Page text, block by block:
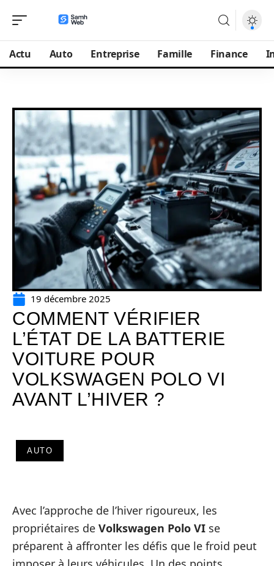
Actu Auto Entreprise Famille Finance
19 décembre 2025
COMMENT VÉRIFIER
L’ÉTAT DE LA BATTERIE
VOITURE POUR
VOLKSWAGEN POLO VI
AVANT L’HIVER ?
AUTO
Avec l’approche de l’hiver rigoureux, les
propriétaires de Volkswagen Polo VI se
préparent à affronter les défis que le froid peut